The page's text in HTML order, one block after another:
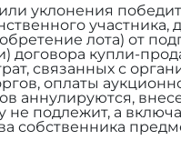
уклонения
участника,
лота) от
договора купли-
связанных с
оплаты
аннулируются,
не подлежит, а
собственника